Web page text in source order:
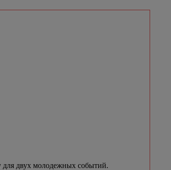
для двух молодежных событий.